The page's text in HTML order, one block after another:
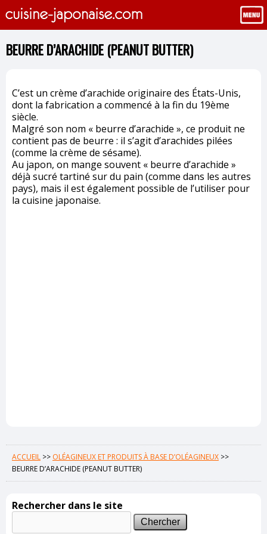
BEURRE D’ARACHIDE (PEANUT BUTTER)
C’est un crème d’arachide originaire des États-Unis,
dont la fabrication a commencé à la fin du 19ème
siècle.
Malgré son nom « beurre d’arachide », ce produit ne
contient pas de beurre : il s’agit d’arachides pilées
(comme la crème de sésame).
Au japon, on mange souvent « beurre d’arachide »
déjà sucré tartiné sur du pain (comme dans les autres
pays), mais il est également possible de l’utiliser pour
la cuisine japonaise.
ACCUEIL >> OLÉAGINEUX ET PRODUITS À BASE D’OLÉAGINEUX >>
BEURRE D’ARACHIDE (PEANUT BUTTER)
Rechercher dans le site